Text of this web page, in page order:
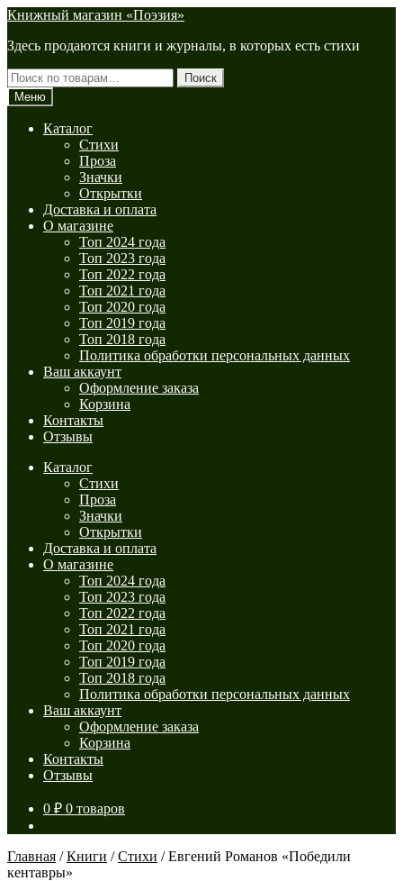
Перейти
навигации
Перейти
содержимому
Книжный магазин «Поэзия»
Здесь продаются книги и журналы, в которых есть стихи
Искать:
Поиск
Меню
Каталог
Стихи
Проза
Значки
Открытки
Доставка и оплата
О магазине
Топ 2024 года
Топ 2023 года
Топ 2022 года
Топ 2021 года
Топ 2020 года
Топ 2019 года
Топ 2018 года
Политика обработки персональных данных
Ваш аккаунт
Оформление заказа
Корзина
Контакты
Отзывы
Каталог
Стихи
Проза
Значки
Открытки
Доставка и оплата
О магазине
Топ 2024 года
Топ 2023 года
Топ 2022 года
Топ 2021 года
Топ 2020 года
Топ 2019 года
Топ 2018 года
Политика обработки персональных данных
Ваш аккаунт
Оформление заказа
Корзина
Контакты
Отзывы
0 ₽ 0 товаров
Главная /Книги /Стихи /Евгений Романов «Победили
кентавры»